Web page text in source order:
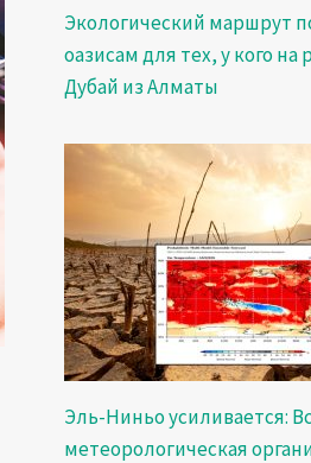
Экологический маршрут
оазисам для тех, у кого на
Дубай из Алматы
Эль-Ниньо усиливается:
метеорологическая